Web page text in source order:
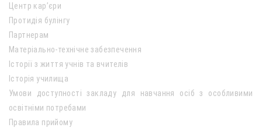
Центр кар’єри
Протидія булінгу
Партнерам
Матеріально-технічне забезпечення
Історії з життя учнів та вчителів
Історія училища
Умови доступності закладу для навчання осіб з особливими
освітніми потребами
Правила прийому